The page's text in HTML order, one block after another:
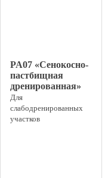
PA07 «Сенокосно-
пастбищная
дренированная»
Для
слабодренированных
участков